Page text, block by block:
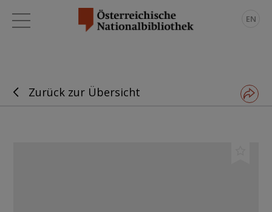
EN
Zurück zur Übersicht